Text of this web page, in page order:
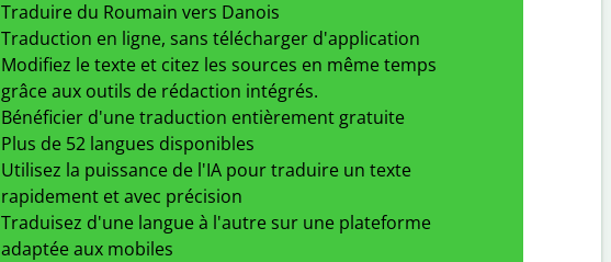
Traduire du Roumain vers Danois
Traduction en ligne, sans télécharger d'application
Modifiez le texte et citez les sources en même temps
grâce aux outils de rédaction intégrés.
Bénéficier d'une traduction entièrement gratuite
Plus de 52 langues disponibles
Utilisez la puissance de l'IA pour traduire un texte
rapidement et avec précision
Traduisez d'une langue à l'autre sur une plateforme
adaptée aux mobiles